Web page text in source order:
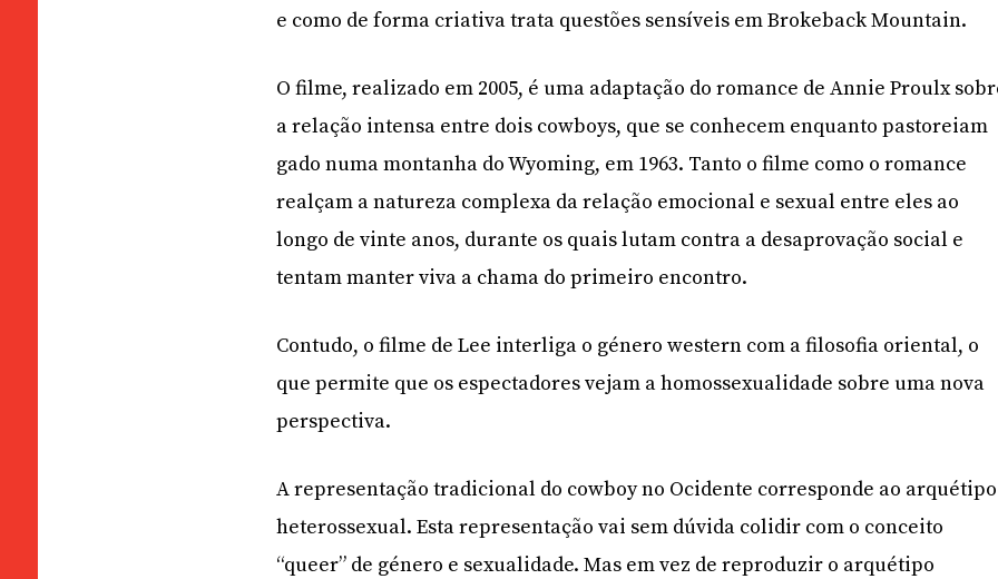
e como de forma criativa trata questões sensíveis em Brokeback Mountain.
O filme, realizado em 2005, é uma adaptação do romance de Annie Proulx
a relação intensa entre dois cowboys, que se conhecem enquanto pastoreiam
gado numa montanha do Wyoming, em 1963. Tanto o filme como o romance
realçam a natureza complexa da relação emocional e sexual entre eles ao
longo de vinte anos, durante os quais lutam contra a desaprovação social e
tentam manter viva a chama do primeiro encontro.
Contudo, o filme de Lee interliga o género western com a filosofia oriental, o
que permite que os espectadores vejam a homossexualidade sobre uma nova
perspectiva.
A representação tradicional do cowboy no Ocidente corresponde ao arquétipo
heterossexual. Esta representação vai sem dúvida colidir com o conceito
“queer” de género e sexualidade. Mas em vez de reproduzir o arquétipo